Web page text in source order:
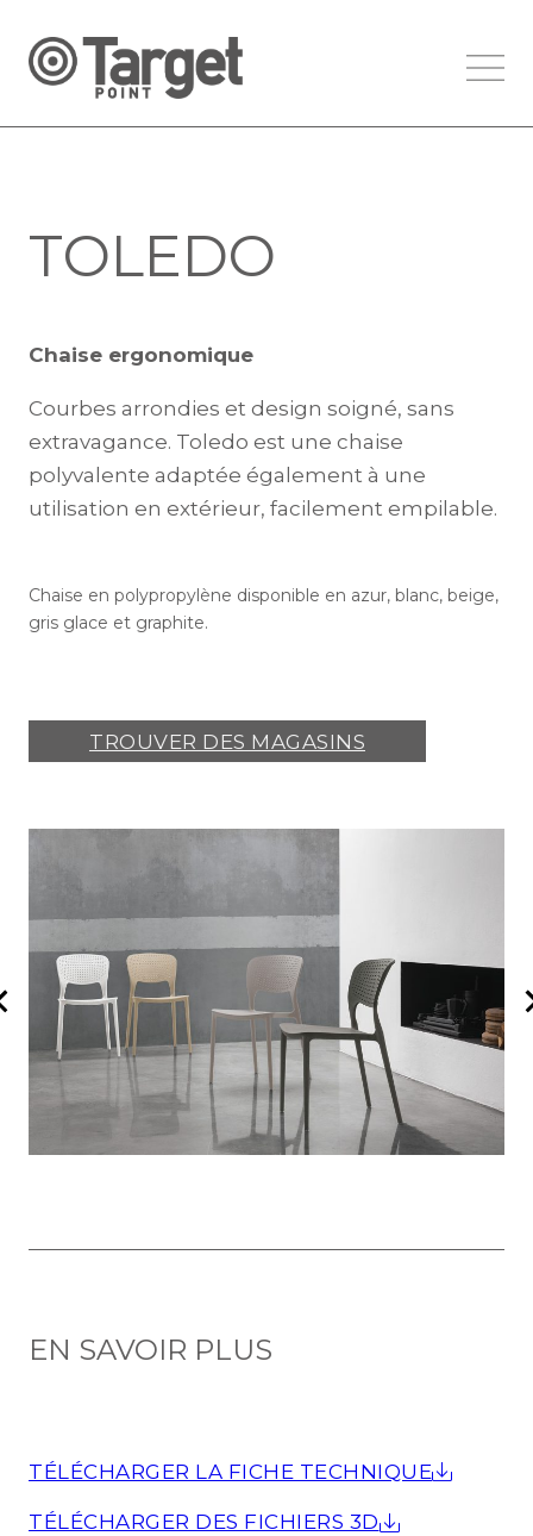
TOLEDO
Chaise ergonomique
Courbes arrondies et design soigné, sans
extravagance. Toledo est une chaise
polyvalente adaptée également à une
utilisation en extérieur, facilement empilable.
Chaise en polypropylène disponible en azur, blanc, beige,
gris glace et graphite.
TROUVER DES MAGASINS
EN SAVOIR PLUS
TÉLÉCHARGER LA FICHE TECHNIQUE
TÉLÉCHARGER DES FICHIERS 3D